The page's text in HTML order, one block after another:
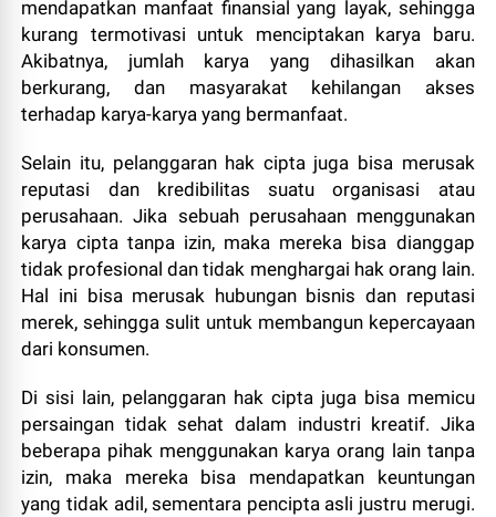
mendapatkan manfaat finansial yang layak, sehingga
kurang termotivasi untuk menciptakan karya baru.
Akibatnya, jumlah karya yang dihasilkan akan
berkurang, dan masyarakat kehilangan akses
terhadap karya-karya yang bermanfaat.
Selain itu, pelanggaran hak cipta juga bisa merusak
reputasi dan kredibilitas suatu organisasi atau
perusahaan. Jika sebuah perusahaan menggunakan
karya cipta tanpa izin, maka mereka bisa dianggap
tidak profesional dan tidak menghargai hak orang lain.
Hal ini bisa merusak hubungan bisnis dan reputasi
merek, sehingga sulit untuk membangun kepercayaan
dari konsumen.
Di sisi lain, pelanggaran hak cipta juga bisa memicu
persaingan tidak sehat dalam industri kreatif. Jika
beberapa pihak menggunakan karya orang lain tanpa
izin, maka mereka bisa mendapatkan keuntungan
yang tidak adil, sementara pencipta asli justru merugi.